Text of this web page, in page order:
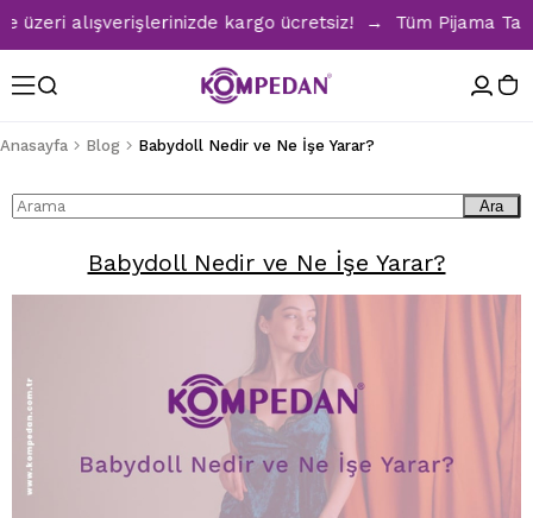
alışverişlerinizde kargo ücretsiz! → Tüm Pijama
Anasayfa Blog Babydoll Nedir ve Ne İşe Yarar?
Ara
Babydoll Nedir ve Ne İşe Yarar?